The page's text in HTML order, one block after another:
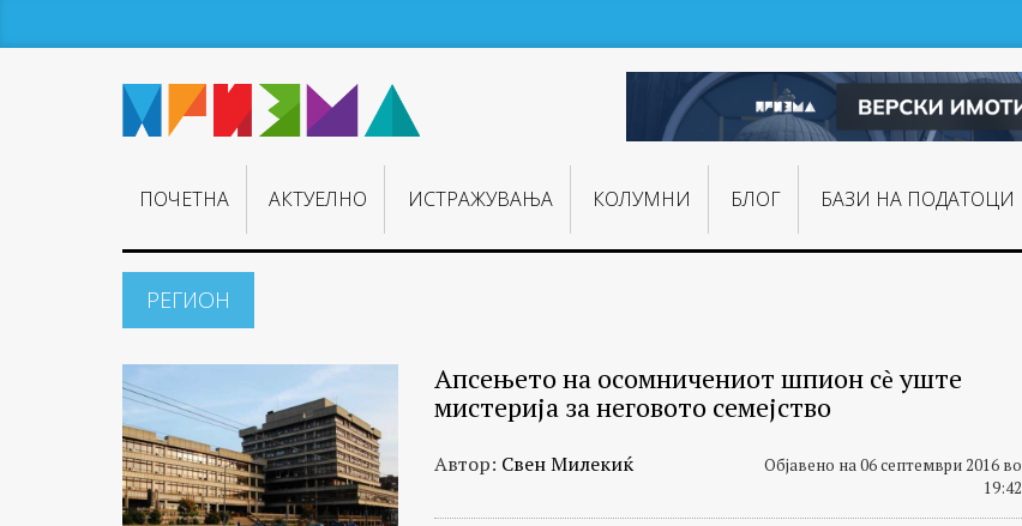
ПОЧЕТНА АКТУЕЛНО ИСТРАЖУВАЊA КОЛУМНИ БЛОГ БАЗИ НА ПОДАТОЦИ
РЕГИОН
Апсењето на осомничениот шпион сѐ уште
мистерија за неговото семејство
Автор: Свен Милекиќ
Објавено на 06 септември 2016 во
19:42